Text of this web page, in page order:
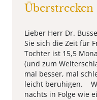
Überstrecken
Lieber Herr Dr.
Sie sich die Zeit für
Tochter ist 15,5
(und zum
mal besser, mal
leicht beruhigen.
nachts in Folge wie